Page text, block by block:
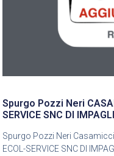
Spurgo Pozzi Neri
SERVICE SNC DI
Spurgo Pozzi Neri
ECOL-SERVICE SNC DI